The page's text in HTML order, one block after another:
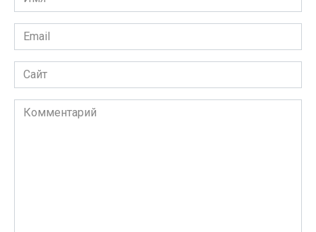
*
Email
*
Сайт
Комментарий